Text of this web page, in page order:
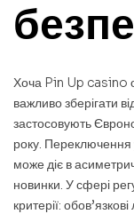
Хоча Pin Up casino
важливо зберігати
застосовують
року.
може діє в
новинки. У сфері
критерії: